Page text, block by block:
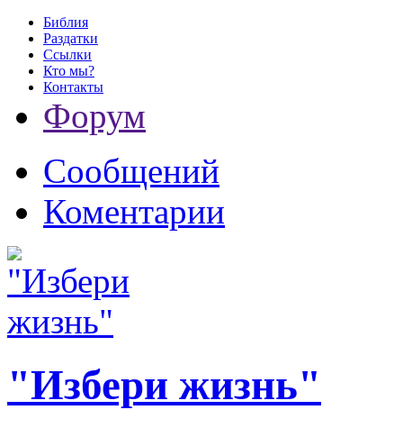
Библия
Раздатки
Ссылки
Кто мы?
Контакты
Форум
Сообщений
Коментарии
"Избери жизнь"